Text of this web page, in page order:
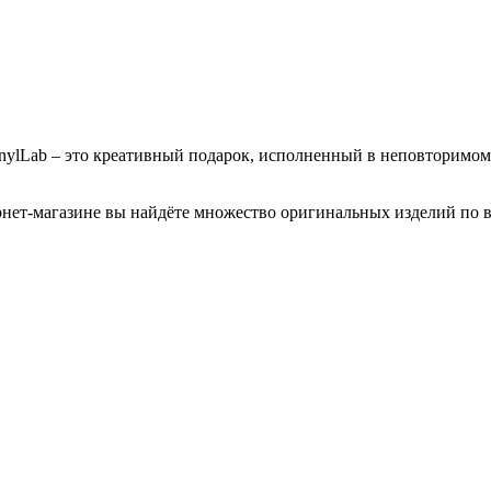
– это креативный подарок, исполненный в
магазине вы найдёте множество оригинальных изделий по